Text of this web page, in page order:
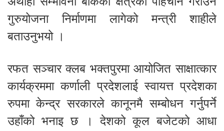
गुरुयोजना निर्माणमा लागेको मन्त्री शाहीले
बताउनुभयो ।
रफत सञ्चार क्लब भक्तपुरमा आयोजित साक्षात्कार
कार्यक्रममा कर्णाली प्रदेशलाई स्वायत्त प्रदेशका
रुपमा केन्द्र सरकारले कानूनमै सम्बोधन गर्नुपर्ने
उहाँको भनाइ छ । देशको कूल बजेटको आधा